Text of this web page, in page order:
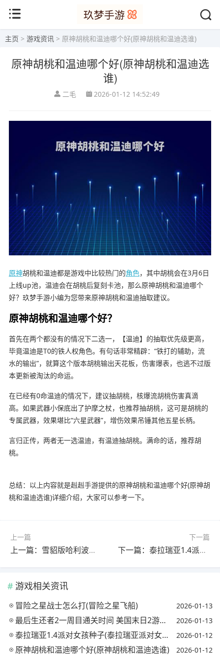
主页 > 游戏资讯 > 原神胡桃和温迪哪个好(原神胡桃和温迪选谁)
原神胡桃和温迪哪个好(原神胡桃和温迪选
谁)
二毛 2026-01-12 14:52:49
原神胡桃和温迪都是游戏中比较热门的角色，其中胡桃会在3月6日
上线up池，温迪会在胡桃后复刻卡池，那么原神胡桃和温迪哪个
好？玖梦手游小编为您带来原神胡桃和温迪抽取建议。
原神胡桃和温迪哪个好？
首先在两个都没有的情况下二选一，【温迪】的抽取优先级更高，
毕竟温迪是T0的铁人权角色。有句话非常精辟：“铁打的辅助，流
水的输出”，就算这个版本胡桃输出天花板，伤害爆表，也逃不过版
本更新被淘汰的命运。
在已经有0命温迪的情况下，建议抽胡桃，核爆流胡桃伤害真滴
高。如果武器小保底出了护摩之杖，也推荐抽胡桃，这可是胡桃的
专属武器，效果堪比“六星武器”，增伤效果吊锤其他五星长柄。
言归正传，两者无一选温迪，有温迪抽胡桃。满命的话，推荐胡
桃。
总结：以上内容就是赳赳手游提供的原神胡桃和温迪哪个好(原神胡
桃和温迪选谁)详细介绍，大家可以参考一下。
上一篇
上一篇：雪貂版哈利波特魔法觉醒评测解析(哈利波特魔法觉醒雪球)
下一篇
下一篇：泰拉瑞亚1.4派对女孩种子(泰拉瑞亚派对女孩原型)
游戏相关资讯
冒险之星战士怎么打(冒险之星飞船) 2026-01-13
最后生还者2一周目通关时间 美国末日2游戏时长是多少(最后生还者2一周目多久) 2026-01-13
泰拉瑞亚1.4派对女孩种子(泰拉瑞亚派对女孩原型) 2026-01-12
原神胡桃和温迪哪个好(原神胡桃和温迪选谁) 2026-01-12